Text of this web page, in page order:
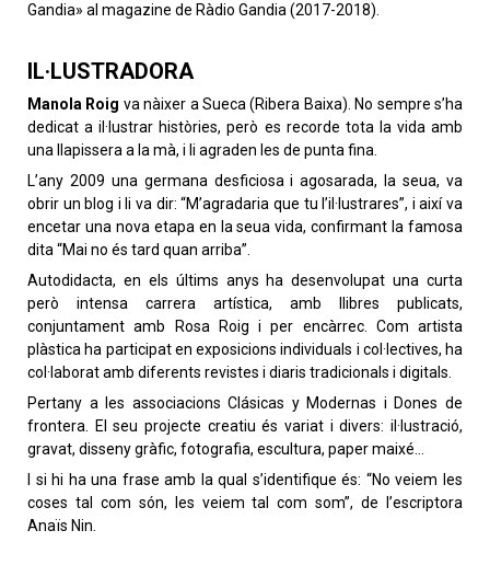
Gandia» al magazine de Ràdio Gandia (2017-2018).
IL·LUSTRADORA
Manola Roig va nàixer a Sueca (Ribera Baixa). No sempre s’ha
dedicat a il·lustrar històries, però es recorde tota la vida amb
una llapissera a la mà, i li agraden les de punta fina.
L’any 2009 una germana desficiosa i agosarada, la seua, va
obrir un blog i li va dir: “M’agradaria que tu l’il·lustrares”, i així va
encetar una nova etapa en la seua vida, confirmant la famosa
dita “Mai no és tard quan arriba”.
Autodidacta, en els últims anys ha desenvolupat una curta
però intensa carrera artística, amb llibres publicats,
conjuntament amb Rosa Roig i per encàrrec. Com artista
plàstica ha participat en exposicions individuals i col·lectives, ha
col·laborat amb diferents revistes i diaris tradicionals i digitals.
Pertany a les associacions Clásicas y Modernas i Dones de
frontera. El seu projecte creatiu és variat i divers: il·lustració,
gravat, disseny gràfic, fotografia, escultura, paper maixé…
I si hi ha una frase amb la qual s’identifique és: “No veiem les
coses tal com són, les veiem tal com som”, de l’escriptora
Anaïs Nin.